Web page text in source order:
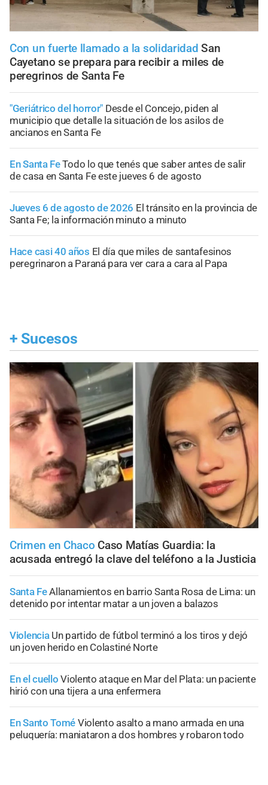
Con un fuerte llamado a la solidaridad San
Cayetano se prepara para recibir a miles de
peregrinos de Santa Fe
"Geriátrico del horror" Desde el Concejo, piden al
municipio que detalle la situación de los asilos de
ancianos en Santa Fe
En Santa FeTodo lo que tenés que saber antes de salir
de casa en Santa Fe este jueves 6 de agosto
Jueves 6 de agosto de 2026 El tránsito en la provincia de
Santa Fe; la información minuto a minuto
Hace casi 40 años El día que miles de santafesinos
peregrinaron a Paraná para ver cara a cara al Papa
+ Sucesos
Crimen en Chaco Caso Matías Guardia: la
acusada entregó la clave del teléfono a la Justicia
Santa FeAllanamientos en barrio Santa Rosa de Lima: un
detenido por intentar matar a un joven a balazos
Violencia Un partido de fútbol terminó a los tiros y dejó
un joven herido en Colastiné Norte
En el cuello Violento ataque en Mar del Plata: un paciente
hirió con una tijera a una enfermera
En Santo Tomé Violento asalto a mano armada en una
peluquería: maniataron a dos hombres y robaron todo